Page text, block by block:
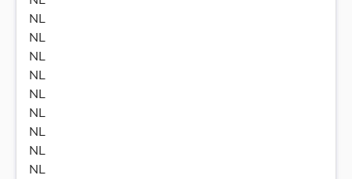
NL
NL
NL
NL
NL
NL
NL
NL
NL